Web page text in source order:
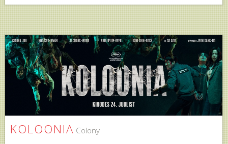
KOLOONIA Colony